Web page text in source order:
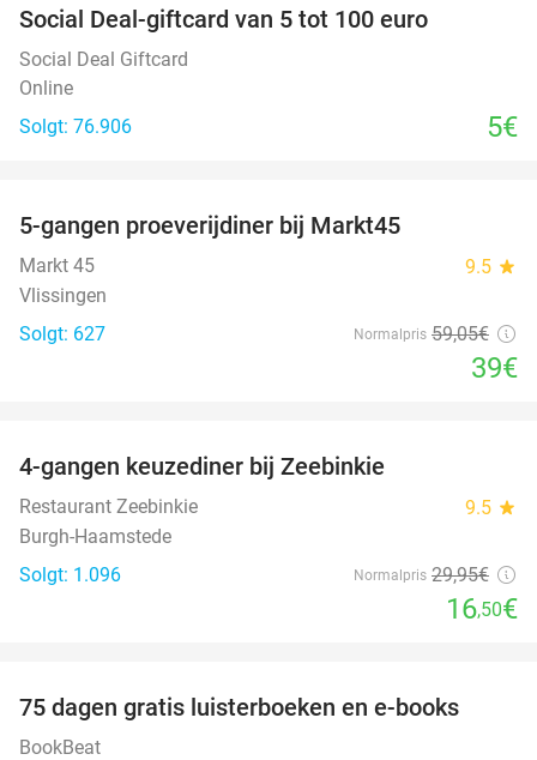
Social Deal-giftcard van 5 tot 100 euro
Social Deal Giftcard
Online
Solgt: 76.906
5€
5-gangen proeverijdiner bij Markt45
Markt 45 9.5 star
Vlissingen
Solgt: 627
Normalpris 59,05€
39€
4-gangen keuzediner bij Zeebinkie
Restaurant Zeebinkie 9.5 star
Burgh-Haamstede
Solgt: 1.096
Normalpris 29,95€
16,50€
75 dagen gratis luisterboeken en e-books
BookBeat